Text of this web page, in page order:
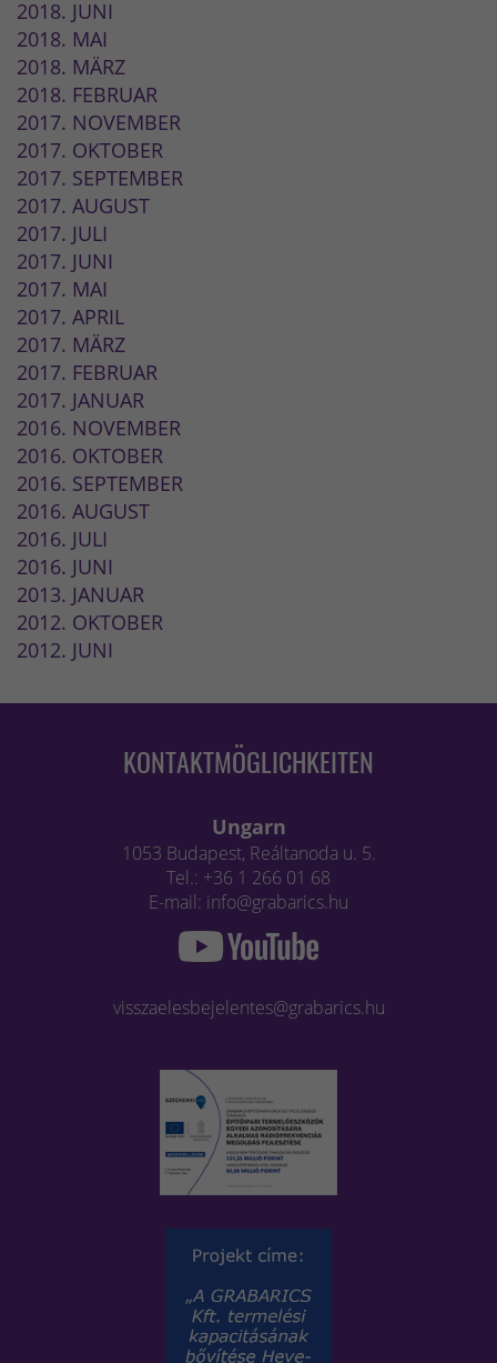
2018. JUNI
2018. MAI
2018. MÄRZ
2018. FEBRUAR
2017. NOVEMBER
2017. OKTOBER
2017. SEPTEMBER
2017. AUGUST
2017. JULI
2017. JUNI
2017. MAI
2017. APRIL
2017. MÄRZ
2017. FEBRUAR
2017. JANUAR
2016. NOVEMBER
2016. OKTOBER
2016. SEPTEMBER
2016. AUGUST
2016. JULI
2016. JUNI
2013. JANUAR
2012. OKTOBER
2012. JUNI
KONTAKTMÖGLICHKEITEN
Ungarn
1053 Budapest, Reáltanoda u. 5.
Tel.: +36 1 266 01 68
E-mail: info@grabarics.hu
visszaelesbejelentes@grabarics.hu